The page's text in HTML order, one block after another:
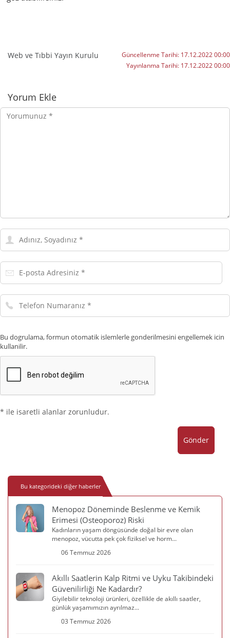
Web ve Tıbbi Yayın Kurulu Güncellenme Tarihi: 17.12.2022 00:00
Yayınlanma Tarihi: 17.12.2022 00:00
Yorumlar
Yorum Ekle
Yorumunuz
Adınız,
Soyadınız
E-
posta
Adresiniz
Telefon
Numaranız
Bu dogrulama, formun otomatik islemlerle gonderilmesini engellemek icin
kullanilir.
* ile isaretli alanlar zorunludur.
Gönder
Bu kategorideki diğer haberler
Menopoz Döneminde Beslenme ve Kemik
Erimesi (Osteoporoz) Riski
Kadınların yaşam döngüsünde doğal bir evre olan
menopoz, vücutta pek çok fiziksel ve horm...
06 Temmuz 2026
Akıllı Saatlerin Kalp Ritmi ve Uyku Takibindeki
Güvenilirliği Ne Kadardır?
Giyilebilir teknoloji ürünleri, özellikle de akıllı saatler,
günlük yaşamımızın ayrılmaz...
03 Temmuz 2026